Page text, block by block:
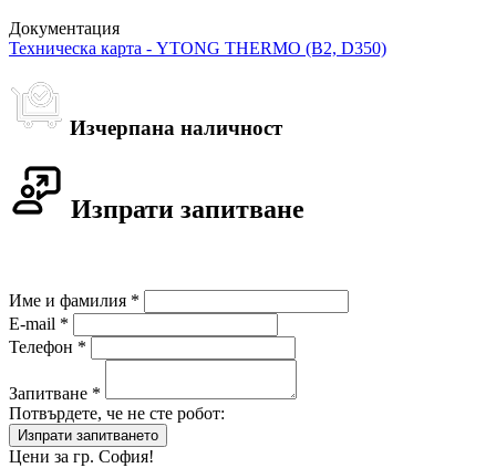
Документация
Техническа карта - YTONG THERMO (B2, D350)
Изчерпана наличност
Изпрати запитване
Име и фамилия *
E-mail *
Телефон *
Запитване *
Потвърдете, че не сте робот:
Цени за гр. София!